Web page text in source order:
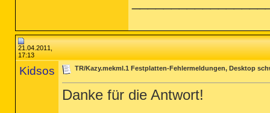
21.04.2011,
17:13
Kidsos TR/Kazy.mekml.1 Festplatten-Fehlermeldungen, Desktop
Danke für die Antwort!